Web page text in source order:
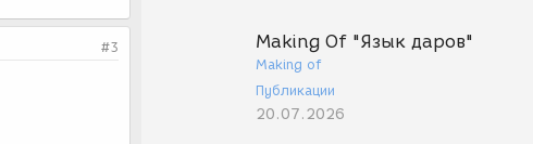
Making Of "Язык даров"
Making of
Публикации
20.07.2026
#3